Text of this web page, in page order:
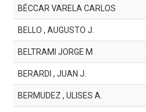
BÉCCAR VARELA CARLOS
BELLO , AUGUSTO J.
BELTRAMI JORGE M
BERARDI , JUAN J.
BERMUDEZ , ULISES A.